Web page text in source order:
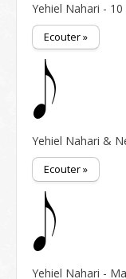
Yehiel Nahari -
Ecouter »
Yehiel Nahari &
Ecouter »
Yehiel Nahari -